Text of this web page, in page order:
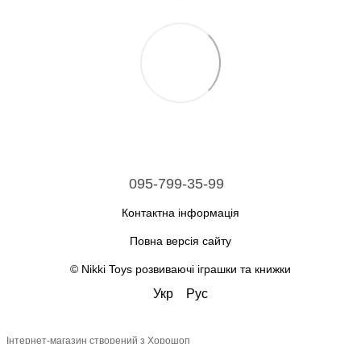
095-799-35-99
Контактна інформація
Повна версія сайту
© Nikki Toys розвиваючі іграшки та книжки
Укр Рус
Інтернет-магазин створений з Хорошоп